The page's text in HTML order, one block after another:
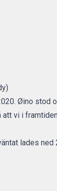
Øino stod
vi i
lades ned